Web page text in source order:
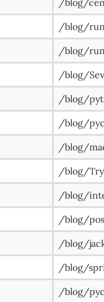
/blog/
/blog/
/blog/
/blog/
/blog/
/blog/
/blog/
/blog/
/blog/
/blog/
/blog/
/blog/